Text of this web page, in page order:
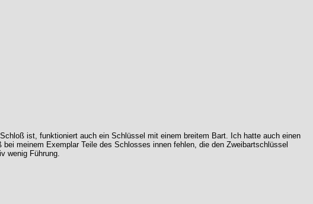
ist, funktioniert auch ein Schlüssel mit einem breitem Bart. Ich hatte auch einen
meinem Exemplar Teile des Schlosses innen fehlen, die den Zweibartschlüssel
wenig Führung.